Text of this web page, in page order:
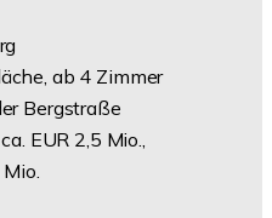
ab 4 Zimmer
Bergstraße
EUR 2,5 Mio.,